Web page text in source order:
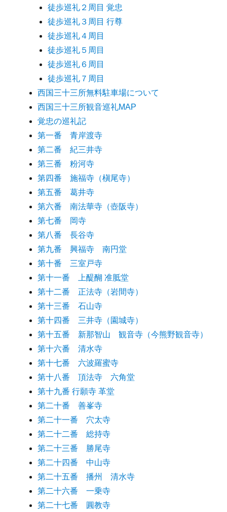
徒歩巡礼２周目 覚忠
徒歩巡礼３周目 行尊
徒歩巡礼４周目
徒歩巡礼５周目
徒歩巡礼６周目
徒歩巡礼７周目
西国三十三所無料駐車場について
西国三十三所観音巡礼MAP
覚忠の巡礼記
第一番 青岸渡寺
第二番 紀三井寺
第三番 粉河寺
第四番 施福寺（槇尾寺）
第五番 葛井寺
第六番 南法華寺（壺阪寺）
第七番 岡寺
第八番 長谷寺
第九番 興福寺 南円堂
第十番 三室戸寺
第十一番 上醍醐 准胝堂
第十二番 正法寺（岩間寺）
第十三番 石山寺
第十四番 三井寺（園城寺）
第十五番 新那智山 観音寺（今熊野観音寺）
第十六番 清水寺
第十七番 六波羅蜜寺
第十八番 頂法寺 六角堂
第十九番 行願寺 革堂
第二十番 善峯寺
第二十一番 穴太寺
第二十二番 総持寺
第二十三番 勝尾寺
第二十四番 中山寺
第二十五番 播州 清水寺
第二十六番 一乗寺
第二十七番 圓教寺